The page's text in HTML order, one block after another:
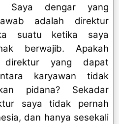
Saya dengar yang
adalah direktur
suatu ketika saya
berwajib. Apakah
yang dapat
karyawan tidak
pidana? Sekadar
saya tidak pernah
dan hanya sesekali